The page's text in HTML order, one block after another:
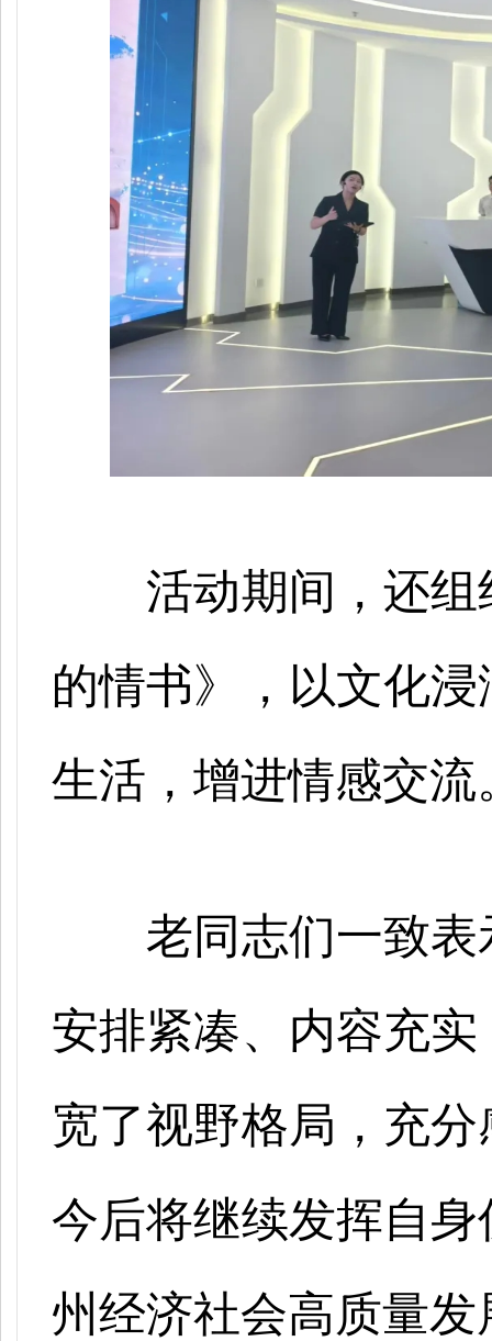
活动期间，还
的情书》，以文化
生活，增进情感交流
老同志们一致
安排紧凑、内容充
宽了视野格局，充
今后将继续发挥自
州经济社会高质量